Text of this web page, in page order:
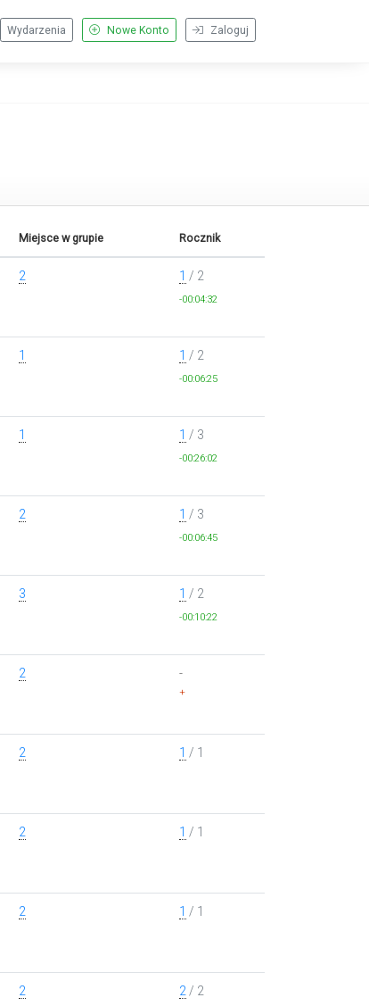
Zaloguj
Nowe Konto
Wydarzenia
Miejsce w grupie Rocznik
2 1 / 2
-00:04:32
1 1 / 2
-00:06:25
1 1 / 3
-00:26:02
2 1 / 3
-00:06:45
3 1 / 2
-00:10:22
2 -
+
2 1 / 1
2 1 / 1
2 1 / 1
2 2 / 2